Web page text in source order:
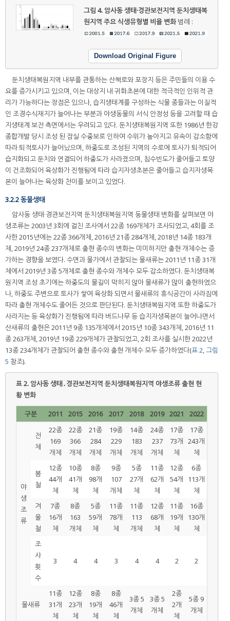
그림 4. 암사동 생태·경관보전지역 둔치생태복
원지역 주요 식생유형별 비율 변화 범례 :
Download Original Figure
둔치생태복원지역 내부를 관통하는 산책로와 포장지 등은 주민들의 이용 수
요를 증가시키고 있으며, 이는 대상지 내 귀화초본에 대한 적극적인 인위적 관
리가 가능하다는 장점은 있으나, 습지생태계를 구성하는 식물 종들과는 이질적
인 조경수식재지가 늘어나는 부분과 야생동물의 서식 안정성 등을 고려할 때 습
지생태계 보전 측면에서는 우려되고 있다. 둔치생태복원지역 또한 1986년 한강
종합개발 당시 조성 된 잠실 수중보로 인하여 수위가 높아지고 유속이 감소함에
따라 퇴적토사가 늘어났으며, 하중도로 조성된 지역의 수로에 토사가 퇴적되어
습지화되고 둔치와 연결되어 하중도가 사라졌으며, 침수빈도가 줄어들고 토양
이 건조화되어 육상화가 진행됨에 따라 습지자생초본은 줄어들고 습지자생목
본이 늘어나는 육상화 천이를 보이고 있었다.
3.2.2 동물생태
암사동 생태·경관보전지역 둔치생태복원지역 동물생태 변화를 살펴보면 야
생조류는 2003년 3회에 걸친 조사에서 22종 169개체가 조사되었고, 4회를 조
사한 2015년에는 22종 366개체, 2016년 21종 284개체, 2018년 14종 183개
체, 2019년 24종 237개체로 출현 종수의 변화는 미미하지만 출현 개체수는 증
가하는 경향을 보였다. 수면과 물가에서 관찰되는 물새류는 2011년 11종 31개
체에서 2019년 3종 5개체로 출현 종수와 개체수 모두 감소하였다. 둔치생태복
원지역 조성 초기에는 하중도의 물길이 막히지 않아 물새류가 많이 출현하였으
나, 하중도 주변으로 토사가 쌓여 육상화 되면서 물새류의 휴식공간이 사라짐에
따라 출현 개체수도 줄어든 것으로 판단된다. 둔치생태복원지역 또한 하중도가
사라지는 등 육상화가 진행됨에 따라 버드나무 등 습지자생목본이 늘어나면서
산새류의 출현은 2011년 9종 135개체에서 2015년 10종 343개체, 2016년 11
종 263개체, 2019년 19종 229개체가 관찰되었고, 2회 조사를 실시한 2022년
13종 234개체가 관찰되어 출현 종수와 출현 개체수 모두 증가하였다(표 2 그림
5 참조).
표 2. 암사동 생태․경관보전지역 둔치생태복원지역 야생조류 출현 현
황 변화
구분 2011 2015 2016 2017 2018 2019 2021 2022
야
생
조
류
전
체
22종
169
개체
22종
366
개체
21종
284
개체
19종
229
개체
14종
183
개체
24종
237
개체
17종
73개
체
17종
243개
체
봄
철
12종
44개
체
10종
41개
체
8종
98개
체
9종
107
개체
5종
27개
체
11종
62개
체
12종
54개
체
6종
113개
체
겨
울
철
7종
16개
체
8종
163
개체
5종
59개
체
11종
78개
체
11종
113
개체
12종
68개
체
11종
19개
체
16종
130개
체
조
사
횟
수
3 4 4 3 4 4 2 2
물새류
11종
31개
체
12종
23개
체
8종
19개
체
8종
46개
체
3종 5
개체
3종 5
개체
2종
2개
체
5종 9
개체